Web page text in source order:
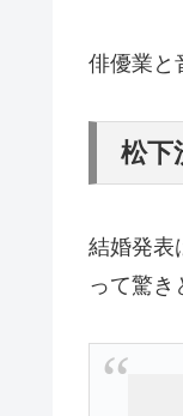
俳優業と
松下
結婚発表
って驚き